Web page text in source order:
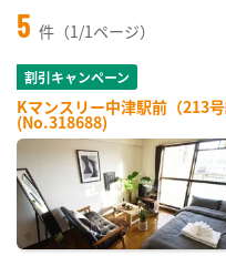
5 件（1/1ページ）
割引キャンペーン
Kマンスリー中津駅前（213
(No.318688)